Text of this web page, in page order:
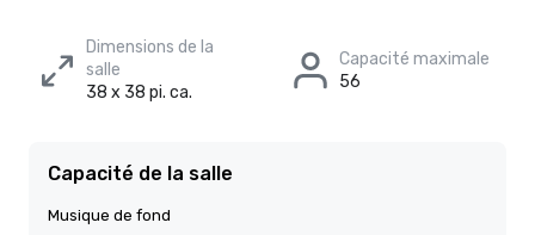
Dimensions de la
salle
38 x 38 pi. ca.
Capacité maximale
56
Capacité de la salle
Musique de fond